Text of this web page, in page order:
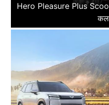
Hero Pleasure Plus